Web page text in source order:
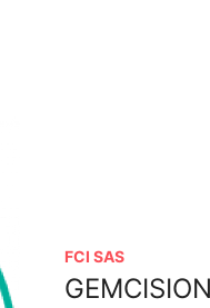
FCI SAS